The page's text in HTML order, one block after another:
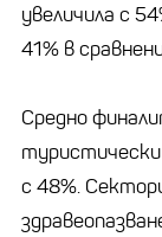
увеличила с
41% в
Средно
с 48%.